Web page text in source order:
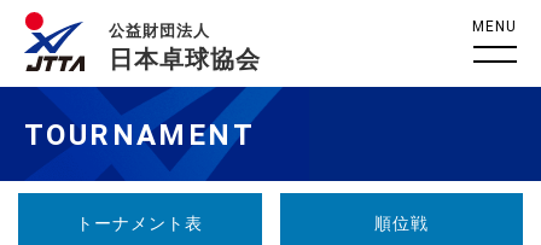
公益財団法人
日本卓球協会
MENU
TOURNAMENT
トーナメント表 順位戦